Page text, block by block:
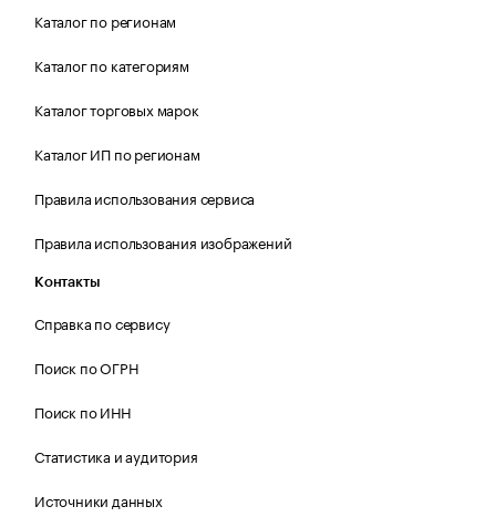
Каталог по регионам
Каталог по категориям
Каталог торговых марок
Каталог ИП по регионам
Правила использования сервиса
Правила использования изображений
Контакты
Справка по сервису
Поиск по ОГРН
Поиск по ИНН
Статистика и аудитория
Источники данных